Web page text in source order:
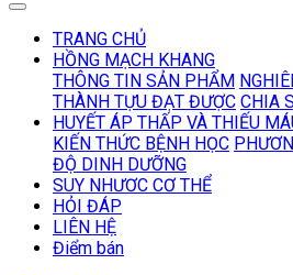
TRANG CHỦ
HỒNG MẠCH KHANG
THÔNG TIN SẢN PHẨM
THÀNH TỰU ĐẠT ĐƯỢC CHIA
HUYẾT ÁP THẤP VÀ THIẾU
KIẾN THỨC BỆNH HỌC
ĐỘ DINH DƯỠNG
SUY NHƯƠC CƠ THỂ
HỎI ĐÁP
LIÊN HỆ
Điểm bán